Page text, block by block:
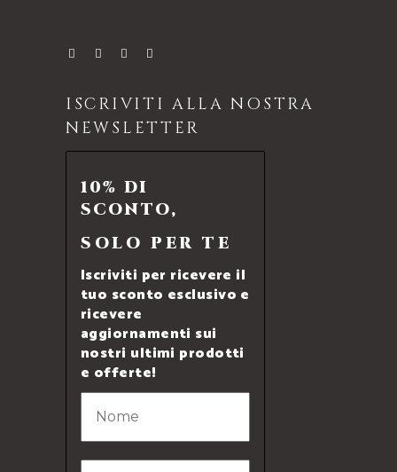
ISCRIVITI ALLA NOSTRA
NEWSLETTER
10% DI
SCONTO,
SOLO PER TE
Iscriviti per ricevere il
tuo sconto esclusivo e
ricevere
aggiornamenti sui
nostri ultimi prodotti
e offerte!